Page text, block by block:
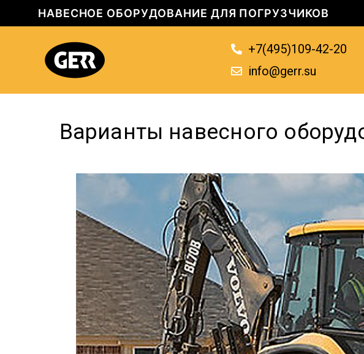
НАВЕСНОЕ ОБОРУДОВАНИЕ ДЛЯ ПОГРУЗЧИКОВ
+7(495)109-42-20
info@gerr.su
Варианты навесного